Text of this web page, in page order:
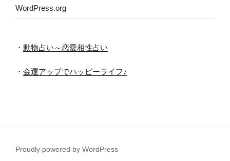
WordPress.org
・ 動物占い～恋愛相性占い
・ 金運アップでハッピーライフ♪
Proudly powered by WordPress